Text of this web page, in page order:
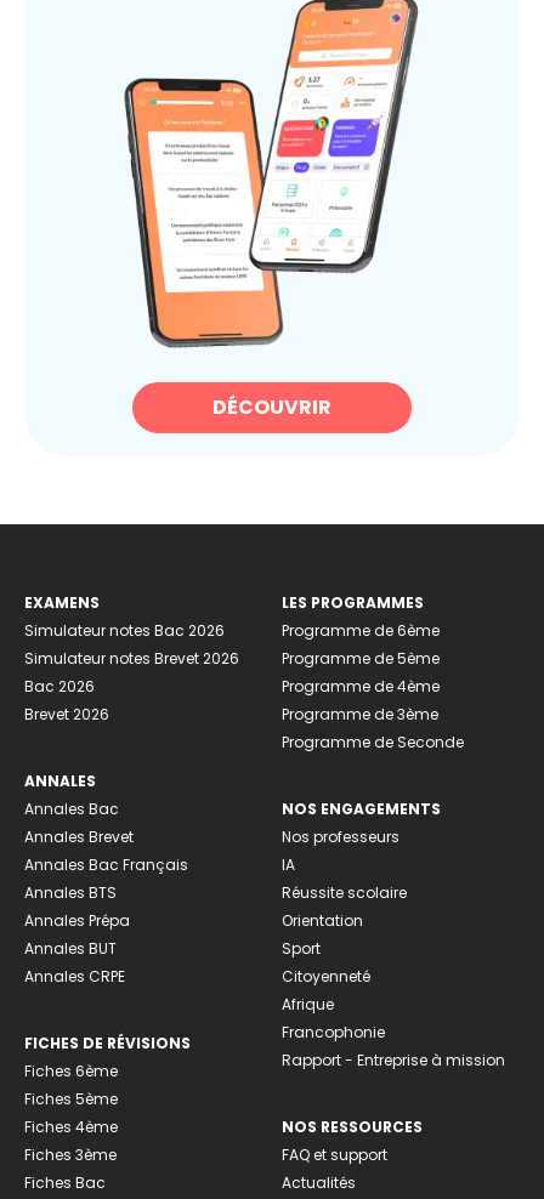
DÉCOUVRIR
EXAMENS
Simulateur notes Bac 2026
Simulateur notes Brevet 2026
Bac 2026
Brevet 2026
ANNALES
Annales Bac
Annales Brevet
Annales Bac Français
Annales BTS
Annales Prépa
Annales BUT
Annales CRPE
FICHES DE RÉVISIONS
Fiches 6ème
Fiches 5ème
Fiches 4ème
Fiches 3ème
Fiches Bac
LES PROGRAMMES
Programme de 6ème
Programme de 5ème
Programme de 4ème
Programme de 3ème
Programme de Seconde
NOS ENGAGEMENTS
Nos professeurs
IA
Réussite scolaire
Orientation
Sport
Citoyenneté
Afrique
Francophonie
Rapport - Entreprise à mission
NOS RESSOURCES
FAQ et support
Actualités